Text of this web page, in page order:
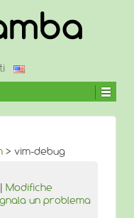
> vim-debug
| Modifiche
un problema